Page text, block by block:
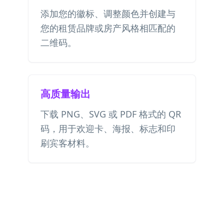
添加您的徽标、调整颜色并创建与
您的租赁品牌或房产风格相匹配的
二维码。
高质量输出
下载 PNG、SVG 或 PDF 格式的 QR
码，用于欢迎卡、海报、标志和印
刷宾客材料。